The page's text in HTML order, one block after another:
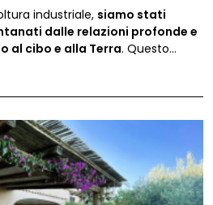
industriale, siamo stati
dalle relazioni profonde e
al cibo e alla Terra. Questo
guidata da Vandana